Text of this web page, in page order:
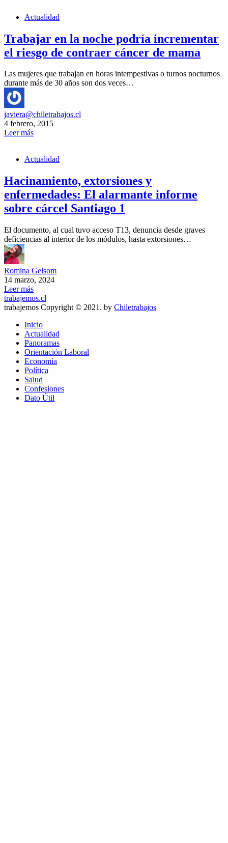
Actualidad
Trabajar en la noche podría incrementar
el riesgo de contraer cáncer de mama
Las mujeres que trabajan en horas intempestivas o turnos nocturnos
durante más de 30 años son dos veces…
javiera@chiletrabajos.cl
4 febrero, 2015
Leer más
Actualidad
Hacinamiento, extorsiones y
enfermedades: El alarmante informe
sobre cárcel Santiago 1
El documento, al cual tuvo acceso T13, denuncia desde graves
deficiencias al interior de los módulos, hasta extorsiones…
Romina Gelsom
14 marzo, 2024
Leer más
trabajemos.cl
trabajemos Copyright © 2021. by Chiletrabajos
Inicio
Actualidad
Panoramas
Orientación Laboral
Economía
Política
Salud
Confesiones
Dato Útil